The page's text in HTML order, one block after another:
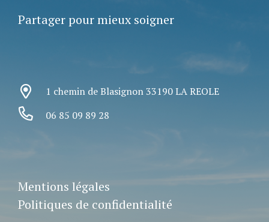
Partager pour mieux soigner
1 chemin de Blasignon 33190 LA REOLE
06 85 09 89 28
Mentions légales
Politiques de confidentialité